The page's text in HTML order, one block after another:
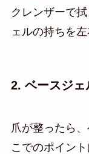
クレンザーで
ェルの持ちを
2. ベースジェ
爪が整ったら
こでのポイン